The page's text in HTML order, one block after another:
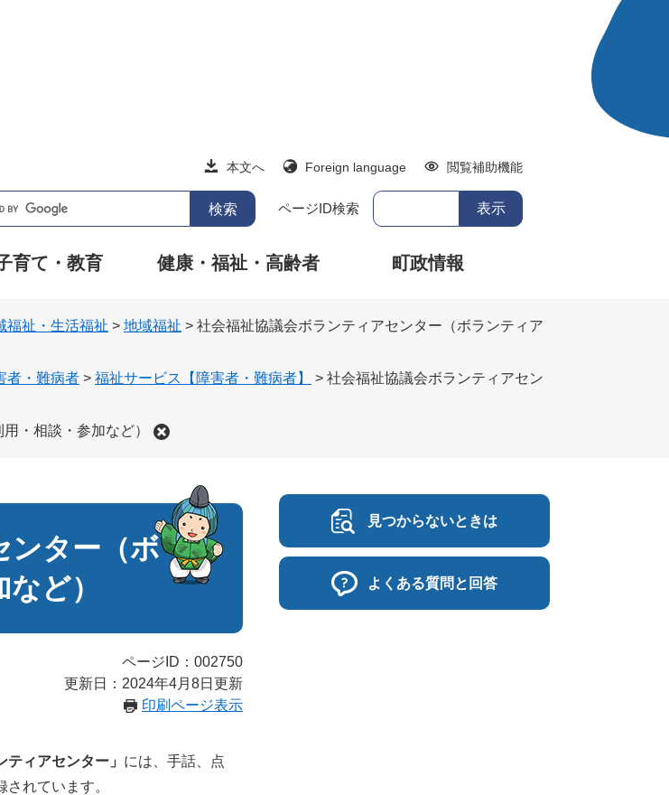
本文へ Foreign language 閲覧補助機能
ページID検索
育て・教育 健康・福祉・高齢者 町政情報
福祉・生活福祉 > 地域福祉 > 社会福祉協議会ボランティアセンター（ボランティア
者・難病者 > 福祉サービス【障害者・難病者】 > 社会福祉協議会ボランティアセン
・相談・参加など）
ンター（ボ
ど）
ページID：002750
更新日：2024年4月8日更新
印刷ページ表示
ティアセンター」 には、手話、点
れています。
見つからないときは
よくある質問と回答